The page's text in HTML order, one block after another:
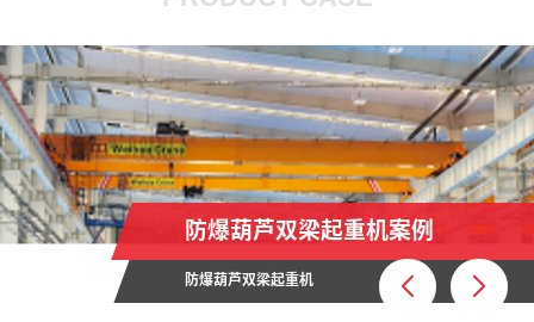
防爆葫芦双梁起重机案例
防爆葫芦双梁起重机